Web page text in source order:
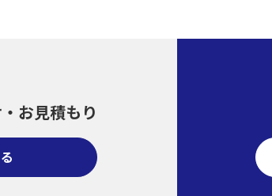
お見積もり